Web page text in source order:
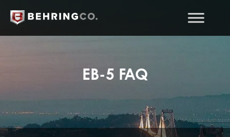
EB-5 FAQ